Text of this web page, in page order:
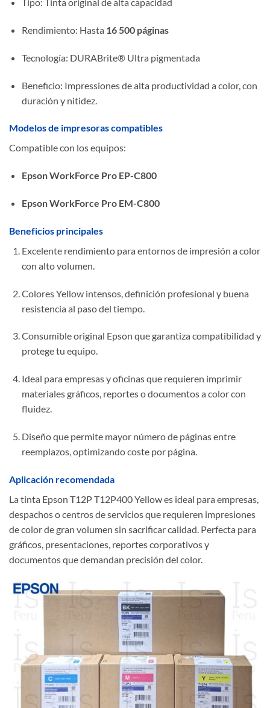
Rendimiento: Hasta 16 500 páginas
Tecnología: DURABrite® Ultra pigmentada
Beneficio: Impressiones de alta productividad a color, con
duración y nitidez.
Modelos de impresoras compatibles
Compatible con los equipos:
Epson WorkForce Pro EP-C800
Epson WorkForce Pro EM-C800
Beneficios principales
Excelente rendimiento para entornos de impresión a color
con alto volumen.
Colores Yellow intensos, definición profesional y buena
resistencia al paso del tiempo.
Consumible original Epson que garantiza compatibilidad y
protege tu equipo.
Ideal para empresas y oficinas que requieren imprimir
materiales gráficos, reportes o documentos a color con
fluidez.
Diseño que permite mayor número de páginas entre
reemplazos, optimizando coste por página.
Aplicación recomendada
La tinta Epson T12P T12P400 Yellow es ideal para empresas,
despachos o centros de servicios que requieren impresiones
de color de gran volumen sin sacrificar calidad. Perfecta para
gráficos, presentaciones, reportes corporativos y
documentos que demandan precisión del color.